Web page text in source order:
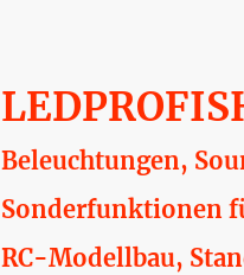
Beleuchtungen,
Sonderfunktionen
RC-Modellbau,